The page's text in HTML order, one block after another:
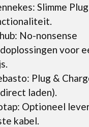
Slimme
No-nonsense
voor
Plug &
laden).
Optioneel
kabel.